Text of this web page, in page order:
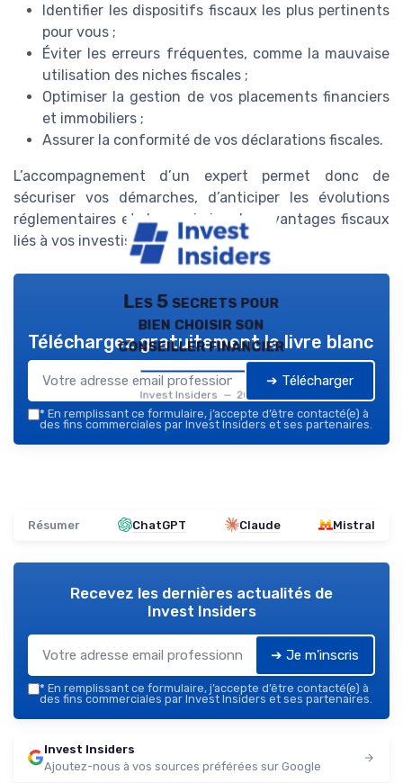
Identifier les dispositifs fiscaux les plus pertinents
pour vous ;
Éviter les erreurs fréquentes, comme la mauvaise
utilisation des niches fiscales ;
Optimiser la gestion de vos placements financiers
et immobiliers ;
Assurer la conformité de vos déclarations fiscales.
L’accompagnement d’un expert permet donc de
sécuriser vos démarches, d’anticiper les évolutions
réglementaires et de maximiser les avantages fiscaux
liés à vos investissements.
Les 5 secrets pour
bien choisir son
conseiller financier
Invest Insiders — 2026
Téléchargez gratuitement le livre blanc
➔ Télécharger
* En remplissant ce formulaire, j’accepte d’être contacté(e) à
des fins commerciales par Invest Insiders et ses partenaires.
Résumer ChatGPT Claude Mistral
Recevez les dernières actualités de
Invest Insiders
➔ Je m'inscris
* En remplissant ce formulaire, j’accepte d’être contacté(e) à
des fins commerciales par Invest Insiders et ses partenaires.
Invest Insiders
Ajoutez-nous à vos sources préférées sur Google